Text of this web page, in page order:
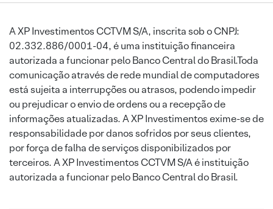
A XP Investimentos CCTVM S/A, inscrita sob o CNPJ:
02.332.886/0001-04, é uma instituição financeira
autorizada a funcionar pelo Banco Central do Brasil.Toda
comunicação através de rede mundial de computadores
está sujeita a interrupções ou atrasos, podendo impedir
ou prejudicar o envio de ordens ou a recepção de
informações atualizadas. A XP Investimentos exime-se de
responsabilidade por danos sofridos por seus clientes,
por força de falha de serviços disponibilizados por
terceiros. A XP Investimentos CCTVM S/A é instituição
autorizada a funcionar pelo Banco Central do Brasil.